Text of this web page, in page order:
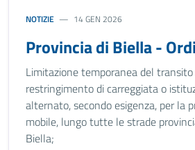
NOTIZIE 14 GEN 2026
Provincia di Biella -
Limitazione temporanea del
restringimento di carreggiata o
alternato, secondo esigenza, per la
mobile, lungo tutte le strade
Biella;